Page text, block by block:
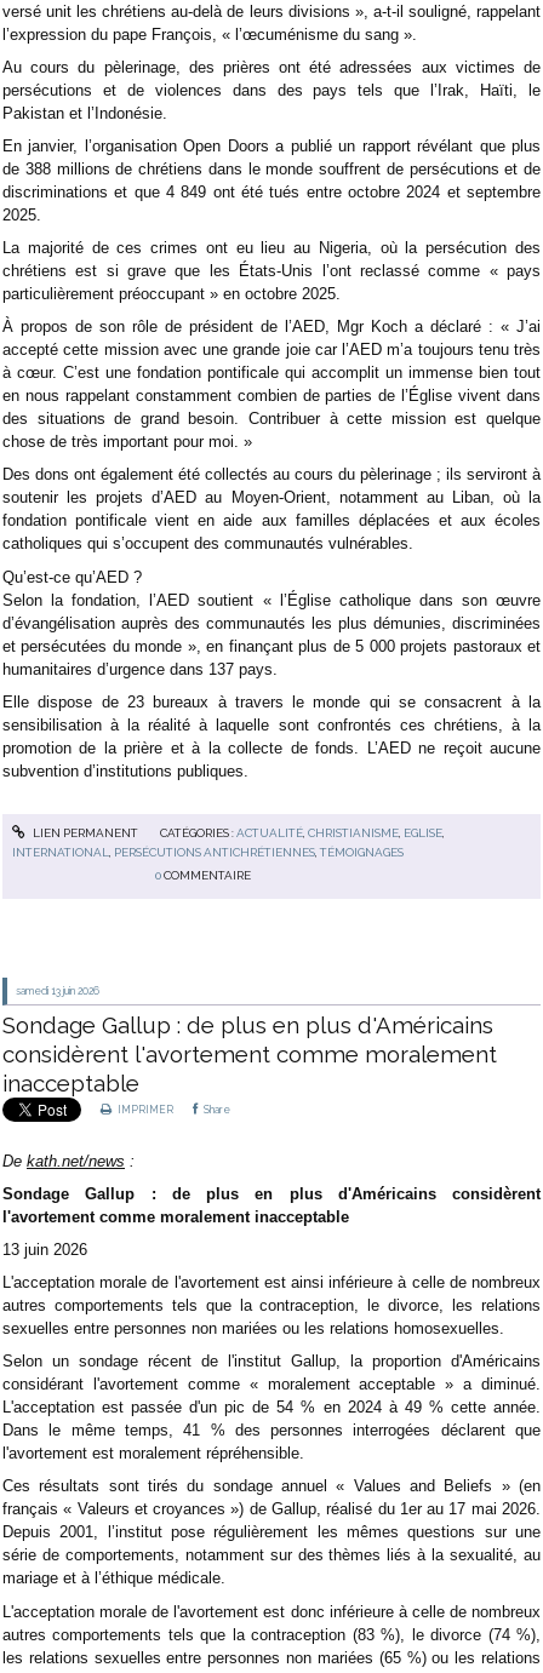
versé unit les chrétiens au-delà de leurs divisions », a-t-il souligné, rappelant
l’expression du pape François, « l’œcuménisme du sang ».
Au cours du pèlerinage, des prières ont été adressées aux victimes de
persécutions et de violences dans des pays tels que l’Irak, Haïti, le
Pakistan et l’Indonésie.
En janvier, l’organisation Open Doors a publié un rapport révélant que plus
de 388 millions de chrétiens dans le monde souffrent de persécutions et de
discriminations et que 4 849 ont été tués entre octobre 2024 et septembre
2025.
La majorité de ces crimes ont eu lieu au Nigeria, où la persécution des
chrétiens est si grave que les États-Unis l’ont reclassé comme « pays
particulièrement préoccupant » en octobre 2025.
À propos de son rôle de président de l’AED, Mgr Koch a déclaré : « J’ai
accepté cette mission avec une grande joie car l’AED m’a toujours tenu très
à cœur. C’est une fondation pontificale qui accomplit un immense bien tout
en nous rappelant constamment combien de parties de l’Église vivent dans
des situations de grand besoin. Contribuer à cette mission est quelque
chose de très important pour moi. »
Des dons ont également été collectés au cours du pèlerinage ; ils serviront à
soutenir les projets d’AED au Moyen-Orient, notamment au Liban, où la
fondation pontificale vient en aide aux familles déplacées et aux écoles
catholiques qui s’occupent des communautés vulnérables.
Qu’est-ce qu’AED ?
Selon la fondation, l’AED soutient « l’Église catholique dans son œuvre
d’évangélisation auprès des communautés les plus démunies, discriminées
et persécutées du monde », en finançant plus de 5 000 projets pastoraux et
humanitaires d’urgence dans 137 pays.
Elle dispose de 23 bureaux à travers le monde qui se consacrent à la
sensibilisation à la réalité à laquelle sont confrontés ces chrétiens, à la
promotion de la prière et à la collecte de fonds. L’AED ne reçoit aucune
subvention d’institutions publiques.
LIEN PERMANENT CATÉGORIES :ACTUALITÉ, CHRISTIANISME, EGLISE,
INTERNATIONAL, PERSÉCUTIONS ANTICHRÉTIENNES,TÉMOIGNAGES
0 COMMENTAIRE
samedi 13 juin 2026
Sondage Gallup : de plus en plus d'Américains
considèrent l'avortement comme moralement
inacceptable
IMPRIMER Share
De kath.net/news :
Sondage Gallup : de plus en plus d'Américains considèrent
l'avortement comme moralement inacceptable
13 juin 2026
L'acceptation morale de l'avortement est ainsi inférieure à celle de nombreux
autres comportements tels que la contraception, le divorce, les relations
sexuelles entre personnes non mariées ou les relations homosexuelles.
Selon un sondage récent de l'institut Gallup, la proportion d'Américains
considérant l'avortement comme « moralement acceptable » a diminué.
L'acceptation est passée d'un pic de 54 % en 2024 à 49 % cette année.
Dans le même temps, 41 % des personnes interrogées déclarent que
l'avortement est moralement répréhensible.
Ces résultats sont tirés du sondage annuel « Values and Beliefs » (en
français « Valeurs et croyances ») de Gallup, réalisé du 1er au 17 mai 2026.
Depuis 2001, l’institut pose régulièrement les mêmes questions sur une
série de comportements, notamment sur des thèmes liés à la sexualité, au
mariage et à l’éthique médicale.
L'acceptation morale de l'avortement est donc inférieure à celle de nombreux
autres comportements tels que la contraception (83 %), le divorce (74 %),
les relations sexuelles entre personnes non mariées (65 %) ou les relations